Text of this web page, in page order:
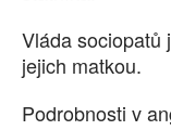
Vláda sociopatů
jejich matkou.
Podrobnosti v